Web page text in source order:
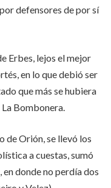
defensores de por sí
Erbes, lejos el mejor
en lo que debió ser
que más se hubiera
Bombonera.
de Orión, se llevó los
a cuestas, sumó
donde no perdía dos